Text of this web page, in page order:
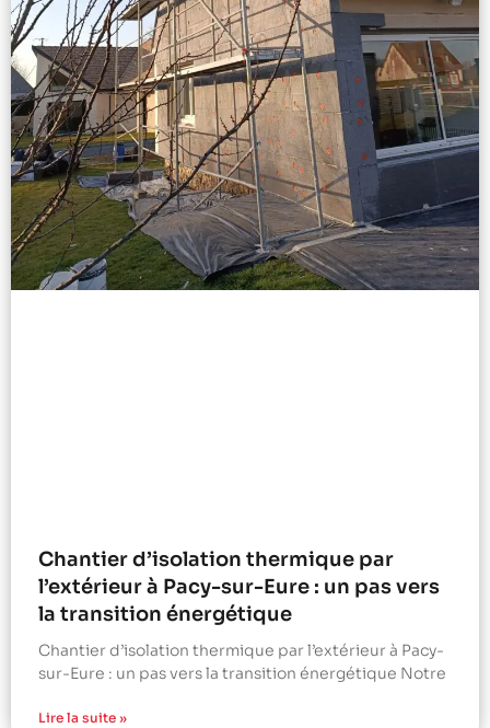
Chantier d’isolation thermique par
l’extérieur à Pacy-sur-Eure : un pas vers
la transition énergétique
Chantier d’isolation thermique par l’extérieur à Pacy-
sur-Eure : un pas vers la transition énergétique Notre
Lire la suite »